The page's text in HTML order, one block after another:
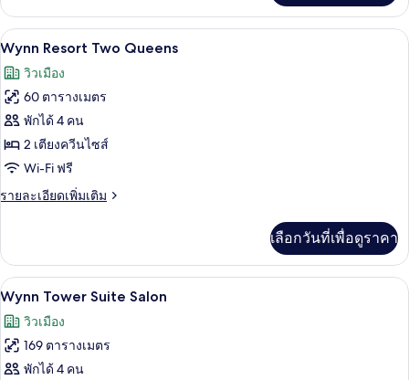
เกี่ยว
กับ
Wynn
Tower
Suite
Parlor
เปิด
ภาพถ่าย
ทั้งหมด
ของ
Wynn
Resort
Queens
เครื่องนอนระดับพรีเมียม, เตียงพร้อม
4
Wynn Resort Two Queens
วิวเมือง
60 ตารางเมตร
พักได้ 4 คน
2 เตียงควีนไซส์
Wi-Fi ฟรี
รายละเอียดเพิ่มเติม
ราย
เกี่ยว
กับ
Wynn
Resort
Two
Queens
เลือกวันที่เพื่อดูราคา
เปิด
ภาพถ่าย
ทั้งหมด
ของ
เครื่องนอนระดับพรีเมียม, เตียงพร้อม
4
Wynn Tower Suite Salon
วิวเมือง
169 ตารางเมตร
พักได้ 4 คน